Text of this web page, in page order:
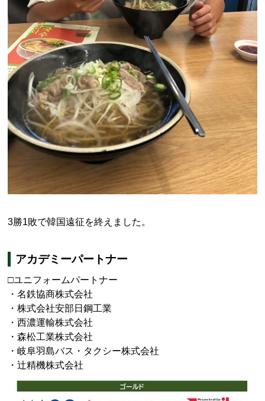
3勝1敗で韓国遠征を終えました。
アカデミーパートナー
□ユニフォームパートナー
名鉄協商株式会社
株式会社安部日鋼工業
西濃運輸株式会社
森松工業株式会社
岐阜羽島バス・タクシー株式会社
辻精機株式会社